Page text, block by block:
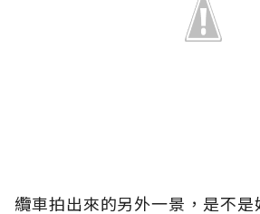
纜車拍出來的另外一景，是不是